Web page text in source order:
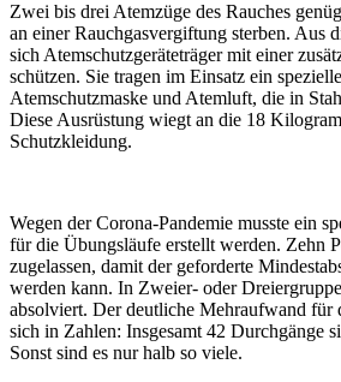
Zwei bis drei Atemzüge des Rauches
an einer Rauchgasvergiftung sterben. Aus
sich Atemschutzgeräteträger mit einer
schützen. Sie tragen im Einsatz ein
Atemschutzmaske und Atemluft, die in
Diese Ausrüstung wiegt an die 18
Schutzkleidung.
Wegen der Corona-Pandemie musste ein
für die Übungsläufe erstellt werden. Zehn
zugelassen, damit der geforderte
werden kann. In Zweier- oder
absolviert. Der deutliche Mehraufwand für
sich in Zahlen: Insgesamt 42 Durchgänge
Sonst sind es nur halb so viele.